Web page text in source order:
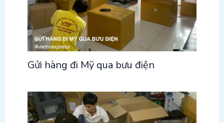
Gửi hàng đi Mỹ qua bưu điện